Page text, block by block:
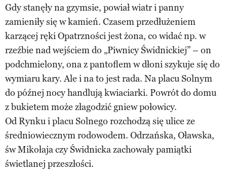
Gdy stanęły na gzymsie, powiał wiatr i panny
zamieniły się w kamień. Czasem przedłużeniem
karzącej ręki Opatrzności jest żona, co widać np. w
rzeźbie nad wejściem do „Piwnicy Świdnickiej” – on
podchmielony, ona z pantoflem w dłoni szykuje się do
wymiaru kary. Ale i na to jest rada. Na placu Solnym
do późnej nocy handlują kwiaciarki. Powrót do domu
z bukietem może złagodzić gniew połowicy.
Od Rynku i placu Solnego rozchodzą się ulice ze
średniowiecznym rodowodem. Odrzańska, Oławska,
św Mikołaja czy Świdnicka zachowały pamiątki
świetlanej przeszłości.